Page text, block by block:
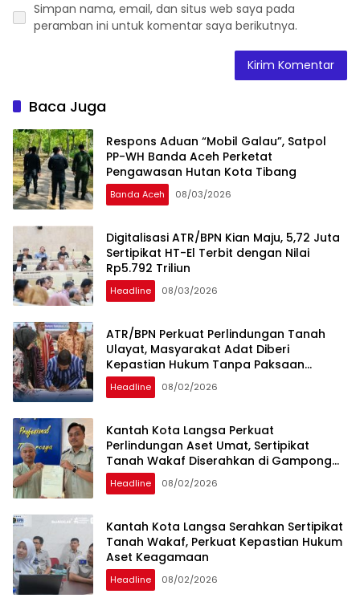
Simpan nama, email, dan situs web saya pada
peramban ini untuk komentar saya berikutnya.
Baca Juga
Respons Aduan “Mobil Galau”, Satpol
PP-WH Banda Aceh Perketat
Pengawasan Hutan Kota Tibang
Banda Aceh 08/03/2026
Digitalisasi ATR/BPN Kian Maju, 5,72 Juta
Sertipikat HT-El Terbit dengan Nilai
Rp5.792 Triliun
Headline 08/03/2026
ATR/BPN Perkuat Perlindungan Tanah
Ulayat, Masyarakat Adat Diberi
Kepastian Hukum Tanpa Paksaan
Sertipikasi
Headline 08/02/2026
Kantah Kota Langsa Perkuat
Perlindungan Aset Umat, Sertipikat
Tanah Wakaf Diserahkan di Gampong
Karang Anyar
Headline 08/02/2026
Kantah Kota Langsa Serahkan Sertipikat
Tanah Wakaf, Perkuat Kepastian Hukum
Aset Keagamaan
Headline 08/02/2026